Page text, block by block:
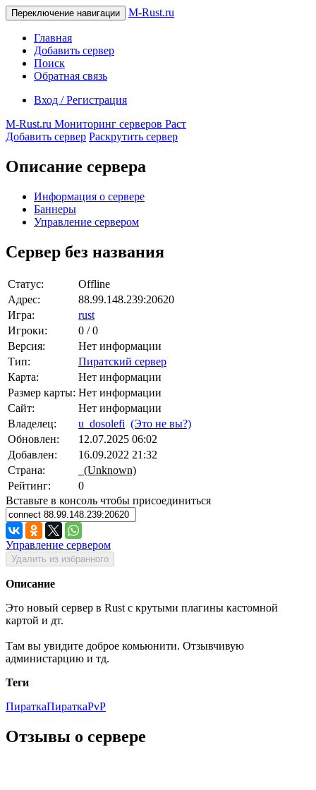
Переключение навигации M-Rust.ru
Главная
Добавить сервер
Поиск
Обратная связь
Вход / Регистрация
M-Rust.ru Мониторинг серверов Раст
Добавить сервер Раскрутить сервер
Описание сервера
Информация о сервере
Баннеры
Управление сервером
Сервер без названия
Статус:
Offline
Адрес:
88.99.148.239:20620
Игра:
rust
Игроки:
0 / 0
Версия:
Нет информации
Тип:
Пиратский сервер
Карта:
Нет информации
Размер карты: Нет информации
Сайт:
Нет информации
Владелец:
u_dosolefi (Это не вы?)
Обновлен:
12.07.2025 06:02
Добавлен:
16.09.2022 21:32
Страна:
(Unknown)
Рейтинг:
0
Вставьте в консоль чтобы присоединиться
Управление сервером
Удалить из избранного
Описание
Это новый сервер в Rust с крутыми плагины кастомной
картой и дт.
Там вы увидите доброе комьюнити. Отзывчивую
администарцию и тд.
Теги
ПираткаПираткаPvP
Отзывы о сервере